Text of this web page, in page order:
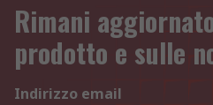
Rimani
prodotto e sulle
Indirizzo email